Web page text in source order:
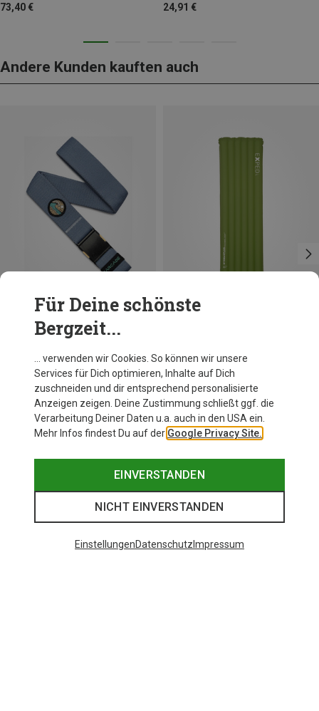
73,40 €
24,91 €
Andere Kunden kauften auch
Save The Waves Gürtel
ONE SIZE
Für Deine schönste
Bergzeit...
… verwenden wir Cookies. So können wir unsere
Services für Dich optimieren, Inhalte auf Dich
zuschneiden und dir entsprechend personalisierte
Anzeigen zeigen. Deine Zustimmung schließt ggf. die
Verarbeitung Deiner Daten u.a. auch in den USA ein.
Mehr Infos findest Du auf der Google Privacy Site.
EINVERSTANDEN
NICHT EINVERSTANDEN
EinstellungenDatenschutz Impressum